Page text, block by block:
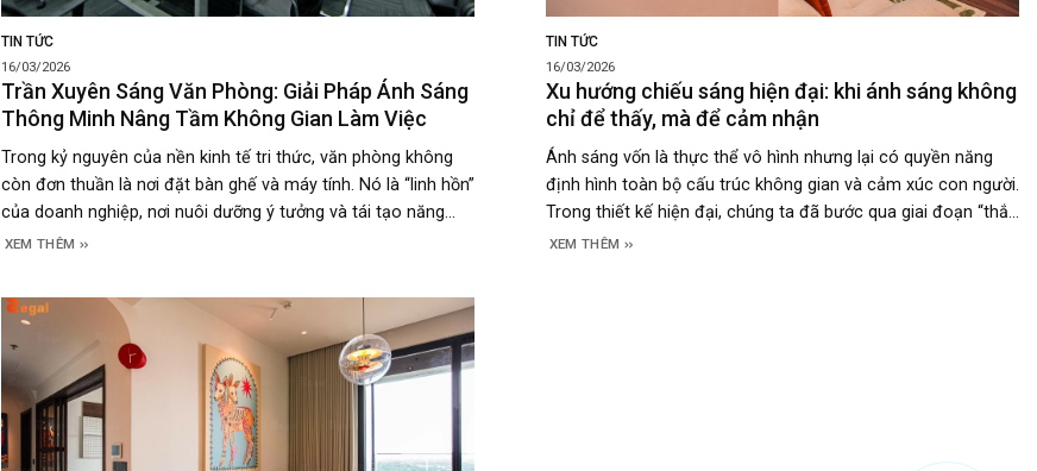
TIN TỨC
16/03/2026
Trần Xuyên Sáng Văn Phòng: Giải Pháp Ánh Sáng
Thông Minh Nâng Tầm Không Gian Làm Việc
Trong kỷ nguyên của nền kinh tế tri thức, văn phòng không
còn đơn thuần là nơi đặt bàn ghế và máy tính. Nó là “linh hồn”
của doanh nghiệp, nơi nuôi dưỡng ý tưởng và tái tạo năng
lượng cho nhân viên. Tuy nhiên, một thực trạng đáng buồn là
XEM THÊM
TIN TỨC
16/03/2026
Xu hướng chiếu sáng hiện đại: khi ánh sáng không
chỉ để thấy, mà để cảm nhận
Ánh sáng vốn là thực thể vô hình nhưng lại có quyền năng
định hình toàn bộ cấu trúc không gian và cảm xúc con người.
Trong thiết kế hiện đại, chúng ta đã bước qua giai đoạn “thắp
sáng để nhìn rõ” và tiến tới kỷ nguyên “chiếu sáng để trải
XEM THÊM